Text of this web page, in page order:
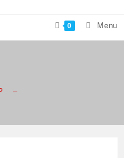
0 Menu
–